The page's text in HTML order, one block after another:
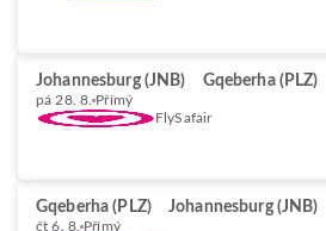
Johannesburg (JNB) Gqeberha (PLZ)
pá 28. 8. Přímý
FlySafair
Gqeberha (PLZ) Johannesburg (JNB)
čt 6. 8. Přímý